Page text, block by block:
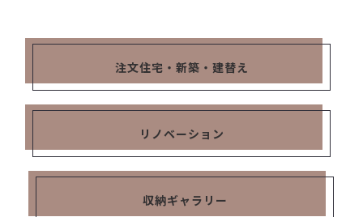
注文住宅・新築・建替え
リノベーション
収納ギャラリー